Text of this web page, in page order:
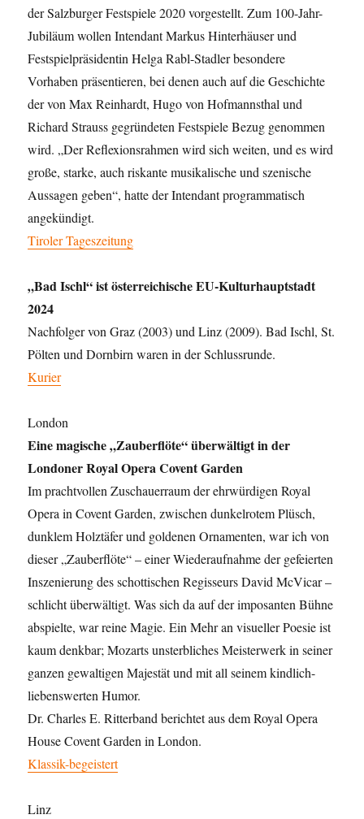
k
der Salzburger Festspiele 2020 vorgestellt. Zum 100-Jahr-
Jubiläum wollen Intendant Markus Hinterhäuser und
Festspielpräsidentin Helga Rabl-Stadler besondere
Vorhaben präsentieren, bei denen auch auf die Geschichte
der von Max Reinhardt, Hugo von Hofmannsthal und
Richard Strauss gegründeten Festspiele Bezug genommen
wird. „Der Reflexionsrahmen wird sich weiten, und es wird
große, starke, auch riskante musikalische und szenische
Aussagen geben“, hatte der Intendant programmatisch
angekündigt.
Tiroler Tageszeitung
„Bad Ischl“ ist österreichische EU-Kulturhauptstadt
2024
Nachfolger von Graz (2003) und Linz (2009). Bad Ischl, St.
Pölten und Dornbirn waren in der Schlussrunde.
Kurier
London
Eine magische „Zauberflöte“ überwältigt in der
Londoner Royal Opera Covent Garden
Im prachtvollen Zuschauerraum der ehrwürdigen Royal
Opera in Covent Garden, zwischen dunkelrotem Plüsch,
dunklem Holztäfer und goldenen Ornamenten, war ich von
dieser „Zauberflöte“ – einer Wiederaufnahme der gefeierten
Inszenierung des schottischen Regisseurs David McVicar –
schlicht überwältigt. Was sich da auf der imposanten Bühne
abspielte, war reine Magie. Ein Mehr an visueller Poesie ist
kaum denkbar; Mozarts unsterbliches Meisterwerk in seiner
ganzen gewaltigen Majestät und mit all seinem kindlich-
liebenswerten Humor.
Dr. Charles E. Ritterband berichtet aus dem Royal Opera
House Covent Garden in London.
Klassik-begeistert
Linz